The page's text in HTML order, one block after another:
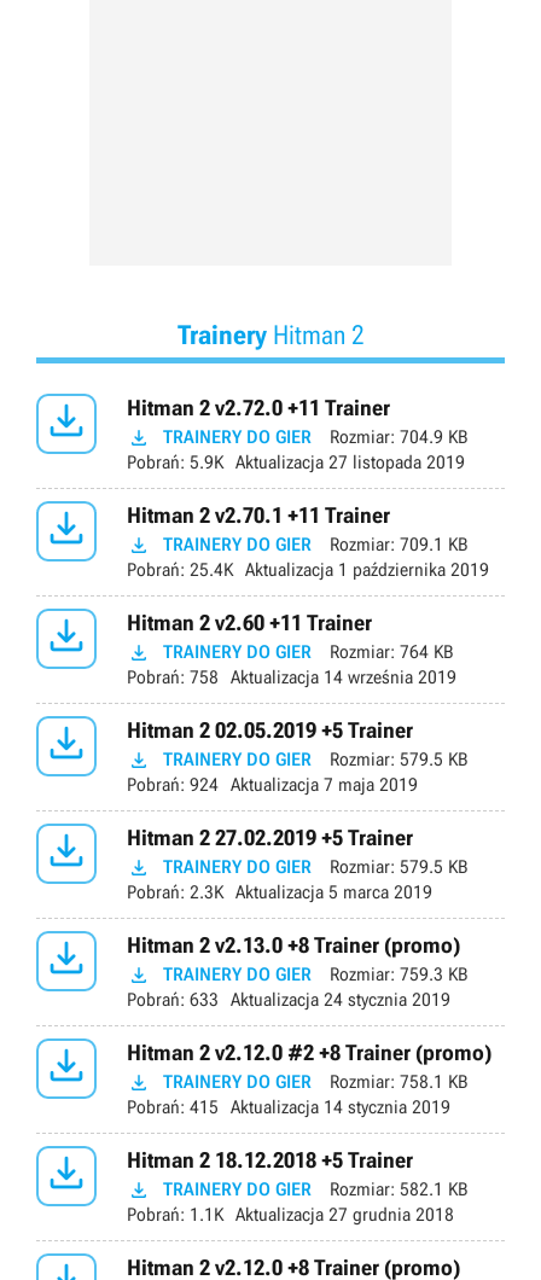
TraineryHitman 2
 Hitman 2 v2.72.0 +11 Trainer
 TRAINERY DO GIER Rozmiar: 704.9 KB
Pobrań: 5.9K Aktualizacja 27 listopada 2019
 Hitman 2 v2.70.1 +11 Trainer
 TRAINERY DO GIER Rozmiar: 709.1 KB
Pobrań: 25.4K Aktualizacja 1 października 2019
 Hitman 2 v2.60 +11 Trainer
 TRAINERY DO GIER Rozmiar: 764 KB
Pobrań: 758 Aktualizacja 14 września 2019
 Hitman 2 02.05.2019 +5 Trainer
 TRAINERY DO GIER Rozmiar: 579.5 KB
Pobrań: 924 Aktualizacja 7 maja 2019
 Hitman 2 27.02.2019 +5 Trainer
 TRAINERY DO GIER Rozmiar: 579.5 KB
Pobrań: 2.3K Aktualizacja 5 marca 2019
 Hitman 2 v2.13.0 +8 Trainer (promo)
 TRAINERY DO GIER Rozmiar: 759.3 KB
Pobrań: 633 Aktualizacja 24 stycznia 2019
 Hitman 2 v2.12.0 #2 +8 Trainer (promo)
 TRAINERY DO GIER Rozmiar: 758.1 KB
Pobrań: 415 Aktualizacja 14 stycznia 2019
 Hitman 2 18.12.2018 +5 Trainer
 TRAINERY DO GIER Rozmiar: 582.1 KB
Pobrań: 1.1K Aktualizacja 27 grudnia 2018
Hitman 2 v2.12.0 +8 Trainer (promo)